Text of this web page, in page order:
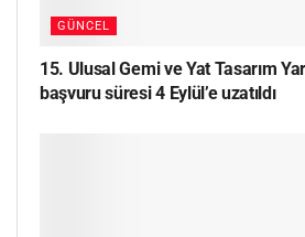
GÜNCEL
15. Ulusal Gemi ve Yat Tasarım
başvuru süresi 4 Eylül’e uzatıldı